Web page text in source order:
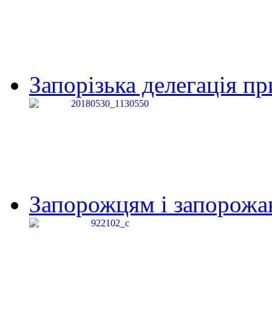
Запорізька делегація
Запорожцям і